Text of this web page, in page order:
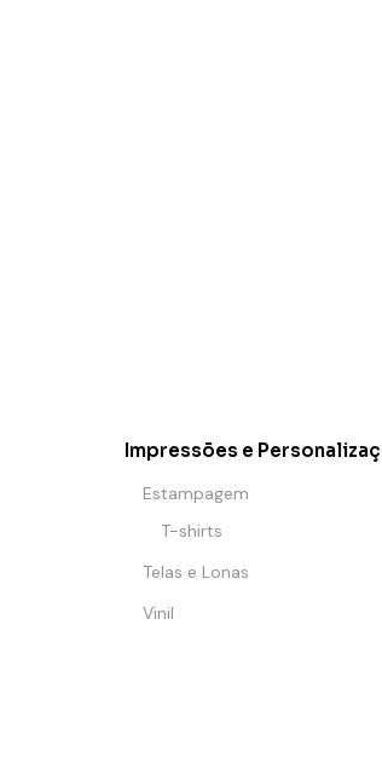
Impressões e
Estampagem
T-shirts
Telas e Lonas
Vinil